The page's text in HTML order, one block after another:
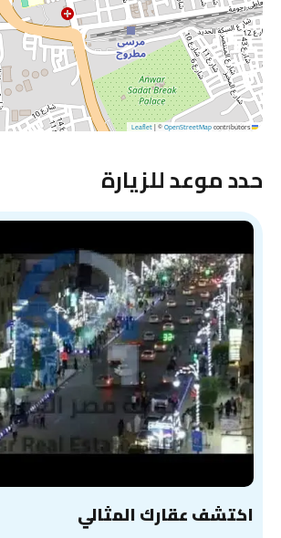
Leaflet
|©OpenStreetMapcontributors
حدد موعد للزيارة
اكتشف عقارك المثالي